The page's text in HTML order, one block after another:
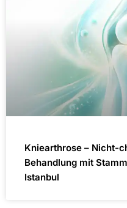
Kniearthrose – Nicht-
Behandlung mit
Istanbul